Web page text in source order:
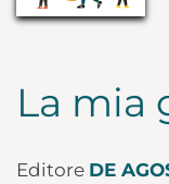
La mia
Editore DE